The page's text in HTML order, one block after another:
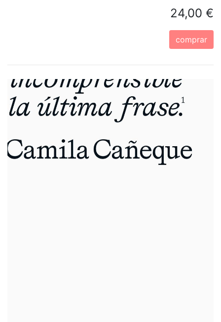
24,00 €
comprar